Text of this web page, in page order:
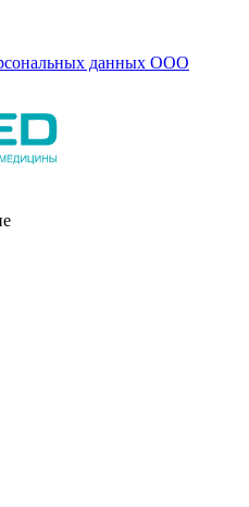
данных ООО